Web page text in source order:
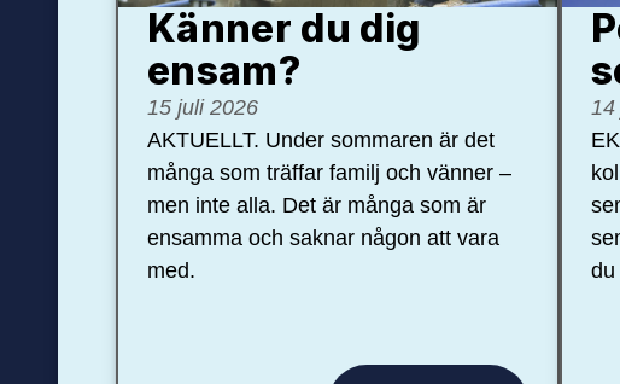
Känner du dig
ensam?
15 juli 2026
AKTUELLT. Under sommaren är det
många som träffar familj och vänner –
men inte alla. Det är många som är
ensamma och saknar någon att vara
med.
du